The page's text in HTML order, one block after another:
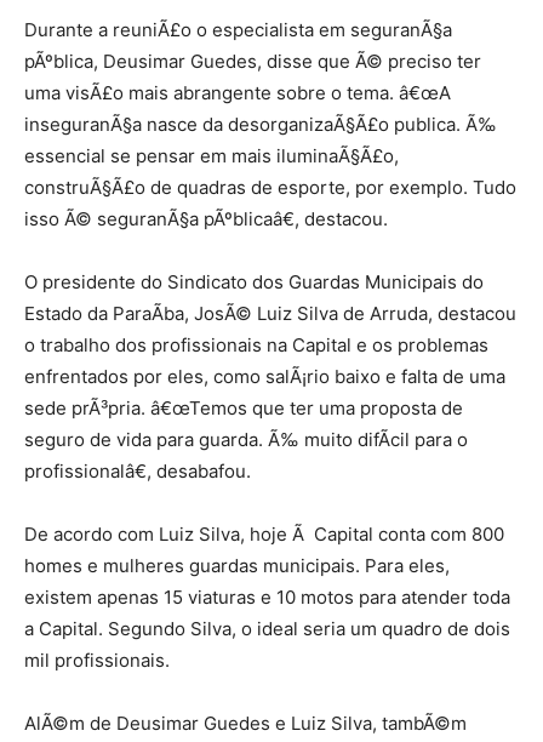
Durante a reuniÃ£o o especialista em seguranÃ§a
pÃºblica, Deusimar Guedes, disse que Ã© preciso ter
uma visÃ£o mais abrangente sobre o tema. â€œA
inseguranÃ§a nasce da desorganizaÃ§Ã£o publica. Ã‰
essencial se pensar em mais iluminaÃ§Ã£o,
construÃ§Ã£o de quadras de esporte, por exemplo. Tudo
isso Ã© seguranÃ§a pÃºblicaâ€, destacou.
O presidente do Sindicato dos Guardas Municipais do
Estado da ParaÃ­ba, JosÃ© Luiz Silva de Arruda, destacou
o trabalho dos profissionais na Capital e os problemas
enfrentados por eles, como salÃ¡rio baixo e falta de uma
sede prÃ³pria. â€œTemos que ter uma proposta de
seguro de vida para guarda. Ã‰ muito difÃ­cil para o
profissionalâ€, desabafou.
De acordo com Luiz Silva, hoje Ã Capital conta com 800
homes e mulheres guardas municipais. Para eles,
existem apenas 15 viaturas e 10 motos para atender toda
a Capital. Segundo Silva, o ideal seria um quadro de dois
mil profissionais.
AlÃ©m de Deusimar Guedes e Luiz Silva, tambÃ©m